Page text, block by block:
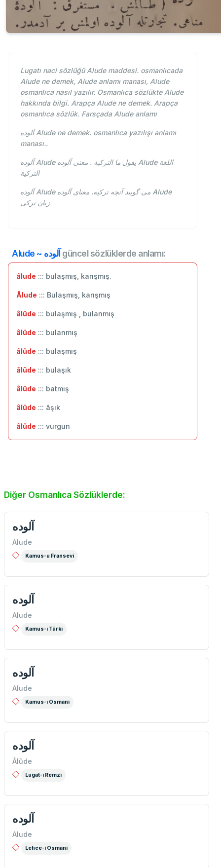
Lugatı naci sözlüğü Alude maddesi. osmanlıcada
Alude ne demek, Alude anlamı manası, Alude
osmanlıca nasıl yazılır. Osmanlıca sözlükte Alude
hakkında bilgi. Arapça Alude ne demek. Arapça
osmanlıca sözlük. Farsçada Alude anlamı
آلوده Alude ne demek. osmanlıca yazılışı anlamı
manası..
آلوده Alude يقول ما التركية . معنى آلوده Alude اللغة
التركية
آلوده Alude می گویند آنچه ترکیه. معنای آلوده Alude
زبان ترکی
Alude ~ آلوده güncel sözlüklerde anlamı:
âlude ::: bulaşmış, karışmış.
Âlude ::: Bulaşmış, karışmış
âlûde ::: bulaşmış , bulanmış
âlûde ::: ‬bulanmış
âlûde ::: bulaşmış
âlûde ::: bulaşık
âlûde ::: batmış
âlûde ::: âşık
âlûde ::: vurgun
Diğer Osmanlıca Sözlüklerde:
آلوده
Alude
Kamus-u Fransevi
آلوده
Alude
Kamus-ı Türki
آلوده
Alude
Kamus-ı Osmani
آلوده
Âlûde
Lugat-ı Remzi
آلوده
Alude
Lehce-i Osmani